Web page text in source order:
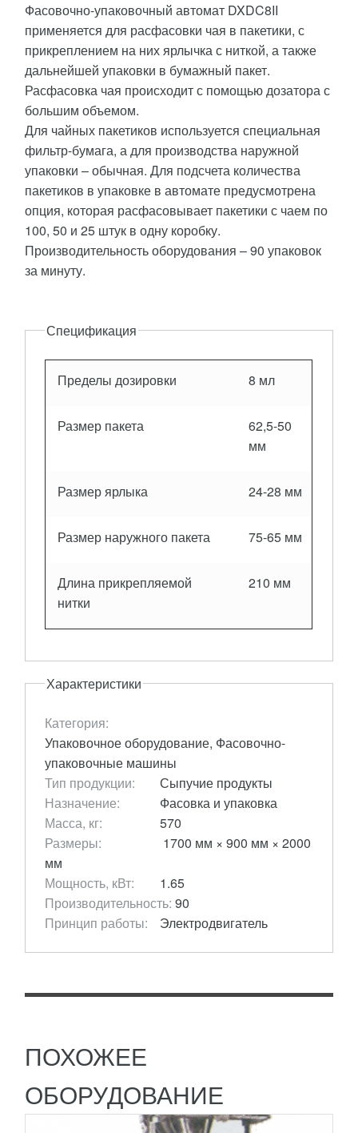
Фасовочно-упаковочный автомат DXDC8II
применяется для расфасовки чая в пакетики, с
прикреплением на них ярлычка с ниткой, а также
дальнейшей упаковки в бумажный пакет.
Расфасовка чая происходит с помощью дозатора с
большим объемом.
Для чайных пакетиков используется специальная
фильтр-бумага, а для производства наружной
упаковки – обычная. Для подсчета количества
пакетиков в упаковке в автомате предусмотрена
опция, которая расфасовывает пакетики с чаем по
100, 50 и 25 штук в одну коробку.
Производительность оборудования – 90 упаковок
за минуту.
Описание
Спецификация
Пределы дозировки 8 мл
Размер пакета
62,5-50
мм
Размер ярлыка 24-28 мм
Размер наружного пакета 75-65 мм
Длина прикрепляемой
нитки
210 мм
Характеристики
Категория:
Упаковочное оборудование, Фасовочно-
упаковочные машины
Тип продукции:
Сыпучие продукты
Назначение:
Фасовка и упаковка
Масса, кг:
570
Размеры:
1700 мм × 900 мм × 2000
мм
Мощность, кВт:
1.65
Производительность:90
Принцип работы:
Электродвигатель
ПОХОЖЕЕ
ОБОРУДОВАНИЕ
МАШИНА УПАКОВОЧНАЯ DXDF140IIE
433 120RUB
термосвариваемые пакеты....